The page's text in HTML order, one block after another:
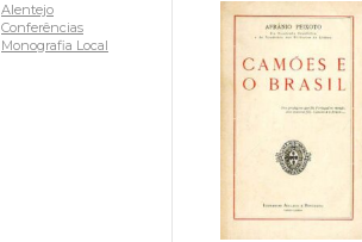
Alentejo
Conferências
Monografia Local